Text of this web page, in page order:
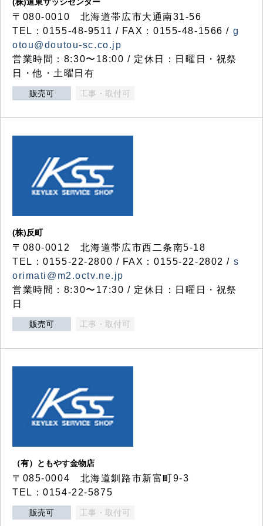
〒080-0010 北海道帯広市大通南31-56
TEL：0155-48-9511 / FAX：0155-48-1566 / g
otou@doutou-sc.co.jp
営業時間：8:30〜18:00 / 定休日：日曜日・祝祭
日・他・土曜日有
販売可 工事・取付可
(株)反町
〒080-0012 北海道帯広市西二条南5-18
TEL：0155-22-2800 / FAX：0155-22-2802 / s
orimati@m2.octv.ne.jp
営業時間：8:30〜17:30 / 定休日：日曜日・祝祭
日
販売可 工事・取付可
（有）ともやす金物店
〒085-0004 北海道釧路市新富町9-3
TEL：0154-22-5875
販売可 工事・取付可